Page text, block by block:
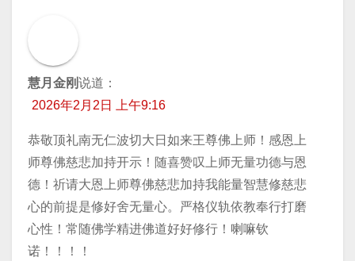
慧月金刚说道：
2026年2月2日 上午9:16
恭敬顶礼南无仁波切大日如来王尊佛上师！感恩上
师尊佛慈悲加持开示！随喜赞叹上师无量功德与恩
德！祈请大恩上师尊佛慈悲加持我能量智慧修慈悲
心的前提是修好舍无量心。严格仪轨依教奉行打磨
心性！常随佛学精进佛道好好修行！喇嘛钦
诺！！！！